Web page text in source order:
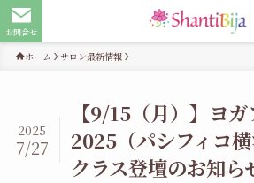
お問合せ
ホーム サロン最新情報
【9/15（月）】ヨ
2025（パシフィコ
クラス登壇のお知ら
2025
7/27